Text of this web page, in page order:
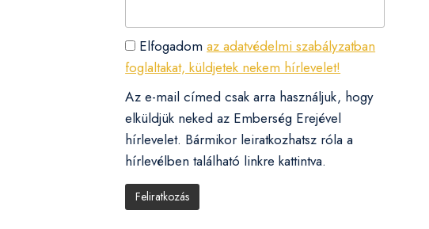
Elfogadomaz adatvédelmi szabályzatban
foglaltakat, küldjetek nekem hírlevelet!
Az e-mail címed csak arra használjuk, hogy
elküldjük neked az Emberség Erejével
hírlevelet. Bármikor leiratkozhatsz róla a
hírlevélben található linkre kattintva.